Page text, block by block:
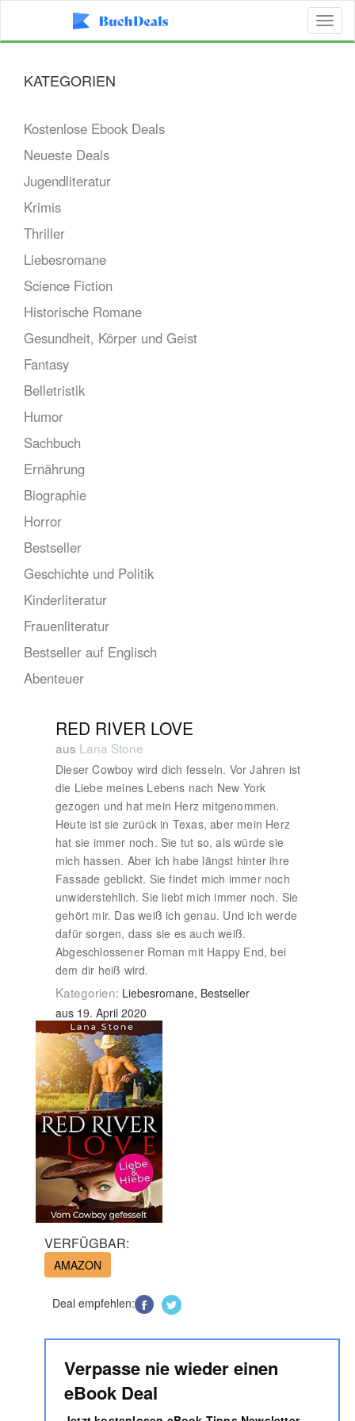
KATEGORIEN
Kostenlose Ebook Deals
Neueste Deals
Jugendliteratur
Krimis
Thriller
Liebesromane
Science Fiction
Historische Romane
Gesundheit, Körper und Geist
Fantasy
Belletristik
Humor
Sachbuch
Ernährung
Biographie
Horror
Bestseller
Geschichte und Politik
Kinderliteratur
Frauenliteratur
Bestseller auf Englisch
Abenteuer
RED RIVER LOVE
aus Lana Stone
Dieser Cowboy wird dich fesseln. Vor Jahren ist
die Liebe meines Lebens nach New York
gezogen und hat mein Herz mitgenommen.
Heute ist sie zurück in Texas, aber mein Herz
hat sie immer noch. Sie tut so, als würde sie
mich hassen. Aber ich habe längst hinter ihre
Fassade geblickt. Sie findet mich immer noch
unwiderstehlich. Sie liebt mich immer noch. Sie
gehört mir. Das weiß ich genau. Und ich werde
dafür sorgen, dass sie es auch weiß.
Abgeschlossener Roman mit Happy End, bei
dem dir heiß wird.
Kategorien: Liebesromane, Bestseller
aus 19. April 2020
VERFÜGBAR:
AMAZON
Deal empfehlen:
Verpasse nie wieder einen
eBook Deal